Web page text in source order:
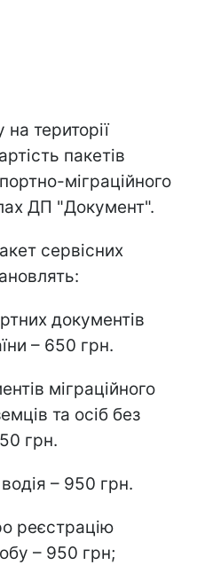
території
пакетів
міграційного
ДП "Документ".
сервісних
документів
– 650 грн.
міграційного
та осіб без
грн.
– 950 грн.
реєстрацію
– 950 грн;